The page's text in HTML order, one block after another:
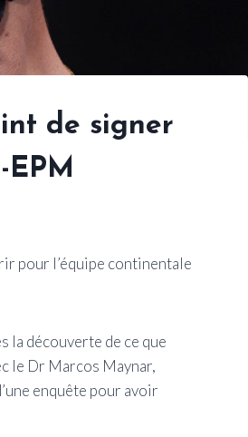
de signer
pour l’équipe continentale
la découverte de ce que
le Dr Marcos Maynar,
enquête pour avoir